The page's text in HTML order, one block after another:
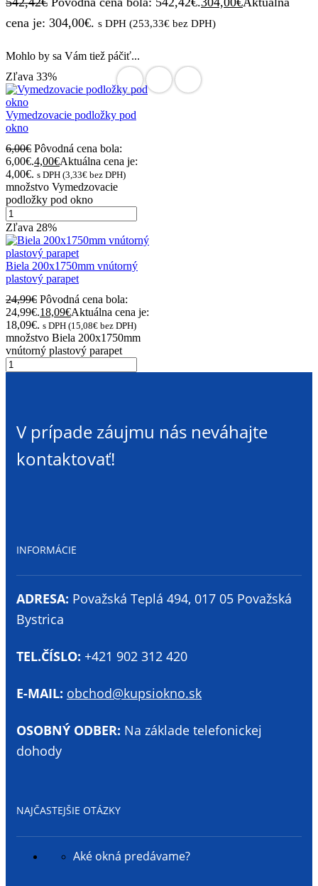
cena je: 304,00€. s DPH (253,33€ bez DPH)
Mohlo by sa Vám tiež páčiť...
Zľava 33%
Vymedzovacie podložky pod
okno
6,00€ Pôvodná cena bola:
6,00€.4,00€Aktuálna cena je:
4,00€. s DPH (3,33€ bez DPH)
množstvo Vymedzovacie
podložky pod okno
Zľava 28%
Biela 200x1750mm vnútorný
plastový parapet
24,99€ Pôvodná cena bola:
24,99€.18,09€Aktuálna cena je:
18,09€. s DPH (15,08€ bez DPH)
množstvo Biela 200x1750mm
vnútorný plastový parapet
V prípade záujmu nás neváhajte
kontaktovať!
INFORMÁCIE
ADRESA: Považská Teplá 494, 017 05 Považská
Bystrica
TEL.ČÍSLO: +421 902 312 420
E-MAIL: obchod@kupsiokno.sk
OSOBNÝ ODBER: Na základe telefonickej
dohody
NAJČASTEJŠIE OTÁZKY
Aké okná predávame?